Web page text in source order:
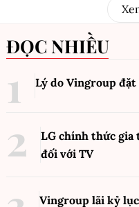
ĐỌC NHIỀU
Lý do Vingroup đặt
LG chính thức gia
đối với TV
Vingroup lãi kỷ